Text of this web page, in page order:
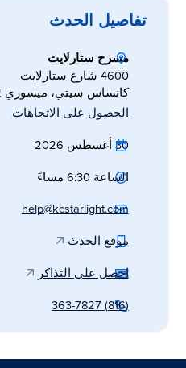
تفاصيل الحدث
مسرح ستارلايت
4600 شارع ستارلايت
كانساس سيتي، ميسوري 64132
الحصول على الاتجاهات
30 أغسطس 2026
الساعة 6:30 مساءً
help@kcstarlight.com
موقع الحدث
احصل على التذاكر
(816) 363-7827